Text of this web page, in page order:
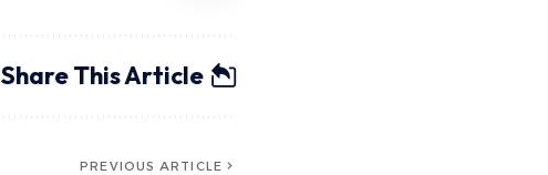
Share This Article
PREVIOUS ARTICLE